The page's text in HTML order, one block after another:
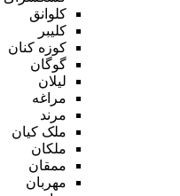
کلوانق
کلیبر
کوزه کنان
گوگان
لیلان
مراغه
مرند
ملک کیان
ملکان
ممقان
مهربان